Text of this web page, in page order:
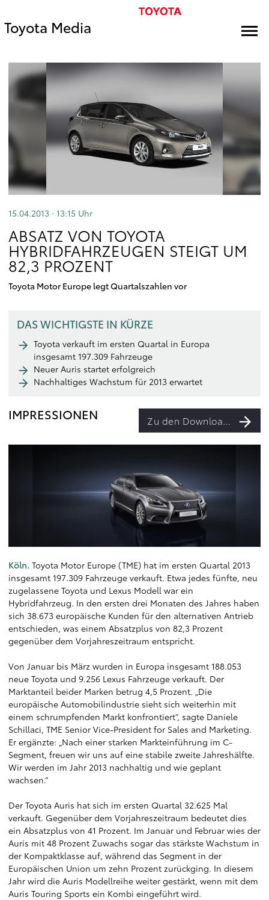
Toyota Media
15.04.2013 · 13:15 Uhr
ABSATZ VON TOYOTA
HYBRIDFAHRZEUGEN STEIGT UM
82,3 PROZENT
Toyota Motor Europe legt Quartalszahlen vor
DAS WICHTIGSTE IN KÜRZE
Toyota verkauft im ersten Quartal in Europa
insgesamt 197.309 Fahrzeuge
Neuer Auris startet erfolgreich
Nachhaltiges Wachstum für 2013 erwartet
IMPRESSIONEN Zu den Downloads
Köln. Toyota Motor Europe (TME) hat im ersten Quartal 2013
insgesamt 197.309 Fahrzeuge verkauft. Etwa jedes fünfte, neu
zugelassene Toyota und Lexus Modell war ein
Hybridfahrzeug. In den ersten drei Monaten des Jahres haben
sich 38.673 europäische Kunden für den alternativen Antrieb
entschieden, was einem Absatzplus von 82,3 Prozent
gegenüber dem Vorjahreszeitraum entspricht.
Von Januar bis März wurden in Europa insgesamt 188.053
neue Toyota und 9.256 Lexus Fahrzeuge verkauft. Der
Marktanteil beider Marken betrug 4,5 Prozent. „Die
europäische Automobilindustrie sieht sich weiterhin mit
einem schrumpfenden Markt konfrontiert“, sagte Daniele
Schillaci, TME Senior Vice-President for Sales and Marketing.
Er ergänzte: „Nach einer starken Markteinführung im C-
Segment, freuen wir uns auf eine stabile zweite Jahreshälfte.
Wir werden im Jahr 2013 nachhaltig und wie geplant
wachsen.“
Der Toyota Auris hat sich im ersten Quartal 32.625 Mal
verkauft. Gegenüber dem Vorjahreszeitraum bedeutet dies
ein Absatzplus von 41 Prozent. Im Januar und Februar wies der
Auris mit 48 Prozent Zuwachs sogar das stärkste Wachstum in
der Kompaktklasse auf, während das Segment in der
Europäischen Union um zehn Prozent zurückging. In diesem
Jahr wird die Auris Modellreihe weiter gestärkt, wenn mit dem
Auris Touring Sports ein Kombi eingeführt wird.